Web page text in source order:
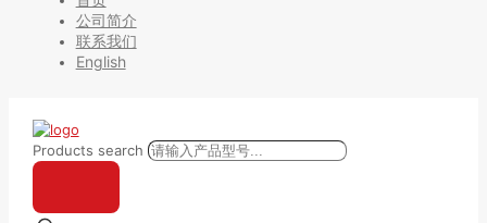
公司简介
联系我们
English
Products search